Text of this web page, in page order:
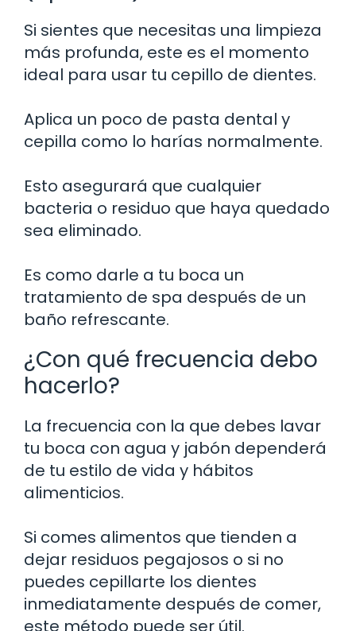
Si sientes que necesitas una limpieza
más profunda, este es el momento
ideal para usar tu cepillo de dientes.
Aplica un poco de pasta dental y
cepilla como lo harías normalmente.
Esto asegurará que cualquier
bacteria o residuo que haya quedado
sea eliminado.
Es como darle a tu boca un
tratamiento de spa después de un
baño refrescante.
¿Con qué frecuencia debo
hacerlo?
La frecuencia con la que debes lavar
tu boca con agua y jabón dependerá
de tu estilo de vida y hábitos
alimenticios.
Si comes alimentos que tienden a
dejar residuos pegajosos o si no
puedes cepillarte los dientes
inmediatamente después de comer,
este método puede ser útil.